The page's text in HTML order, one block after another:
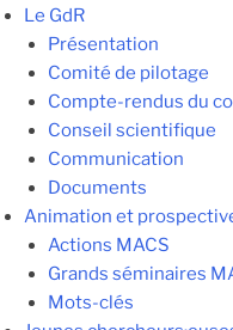
Le GdR
Présentation
Comité de pilotage
Compte-rendus du
Conseil scientifique
Communication
Documents
Animation et
Actions MACS
Grands séminaires
Mots-clés